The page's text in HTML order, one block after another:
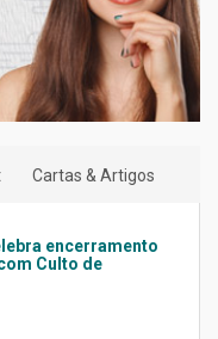
Cartas & Artigos
encerramento
Culto de